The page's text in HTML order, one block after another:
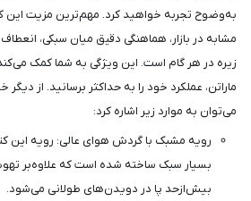
به‌وضوح تجربه خواهید کرد. مهم‌ترین مزیت
مشابه در بازار، هماهنگی دقیق میان سبکی،
زیره در هر گام است. این ویژگی به شما کمک
ماراتن، عملکرد خود را به حداکثر برسانید. از
می‌توان به موارد زیر اشاره کرد:
رویه مشبک با گردش هوای عالی: رویه این
بسیار سبک ساخته شده است که علاوه‌بر
بیش‌ازحد پا در دویدن‌های طولانی می‌شود.